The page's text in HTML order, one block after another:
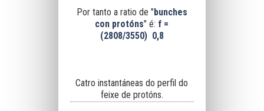
Por tanto a ratio de "bunches
con protóns" é: f =
(2808/3550) 0,8
Catro instantáneas do perfil do
feixe de protóns.